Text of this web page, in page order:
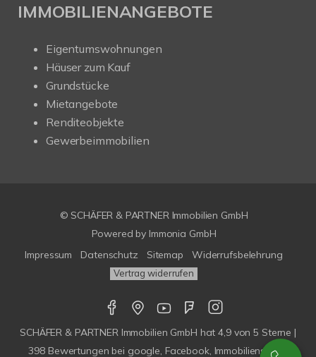
IMMOBILIENANGEBOTE
Eigentumswohnungen
Häuser zum Kauf
Grundstücke
Mietangebote
Renditeobjekte
Gewerbeimmobilien
© SCHÄFER & PARTNER Immobilien GmbH
Powered by Immonia GmbH
Impressum
Datenschutz Sitemap Widerrufsbelehrung
Vertrag widerrufen
SCHÄFER & PARTNER Immobilien GmbH hat4,9von5 Sterne |
398 Bewertungen bei google, Facebook, Immobilienscout,